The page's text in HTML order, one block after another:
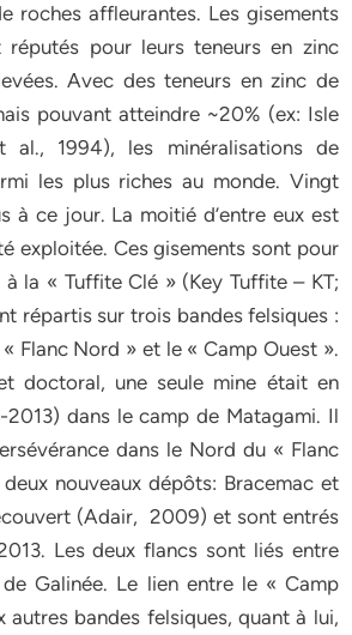
roches affleurantes. Les gisements
réputés pour leurs teneurs en zinc
Avec des teneurs en zinc de
pouvant atteindre ~20% (ex: Isle
al., 1994), les minéralisations de
les plus riches au monde. Vingt
à ce jour. La moitié d’entre eux est
exploitée. Ces gisements sont pour
la « Tuffite Clé » (Key Tuffite – KT;
répartis sur trois bandes felsiques :
Flanc Nord » et le « Camp Ouest ».
doctoral, une seule mine était en
dans le camp de Matagami. Il
dans le Nord du « Flanc
nouveaux dépôts: Bracemac et
(Adair, 2009) et sont entrés
Les deux flancs sont liés entre
de Galinée. Le lien entre le « Camp
autres bandes felsiques, quant à lui,